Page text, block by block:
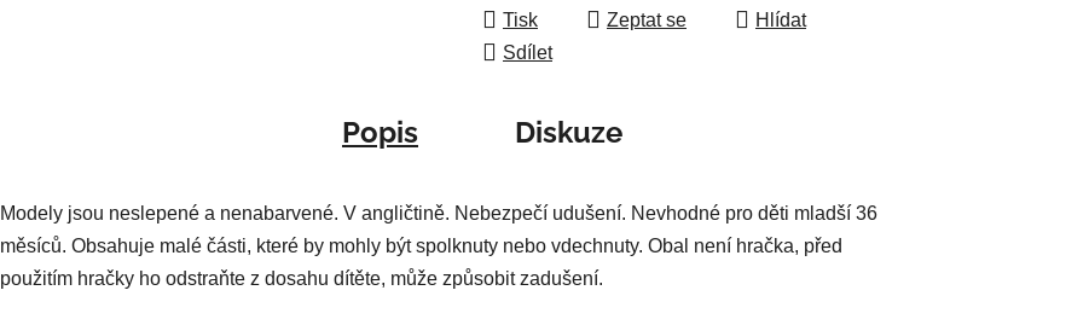
Tisk Zeptat se
Hlídat
Sdílet
Popis Diskuze
Modely jsou neslepené a nenabarvené. V angličtině. Nebezpečí udušení. Nevhodné pro děti mladší 36
měsíců. Obsahuje malé části, které by mohly být spolknuty nebo vdechnuty. Obal není hračka, před
použitím hračky ho odstraňte z dosahu dítěte, může způsobit zadušení.